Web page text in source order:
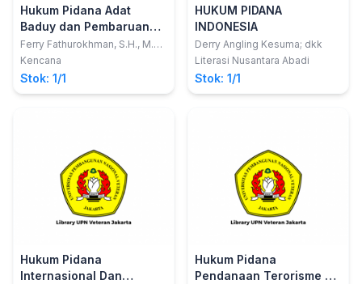
Hukum Pidana Adat
Baduy dan Pembaruan
Hukum Pidana
Ferry Fathurokhman, S.H., M.H.,
Ph.D.
Kencana
Stok: 1/1
HUKUM PIDANA
INDONESIA
Derry Angling Kesuma; dkk
Literasi Nusantara Abadi
Stok: 1/1
Hukum Pidana
Internasional Dan
Hukum Pidana
Pendanaan Terorisme di